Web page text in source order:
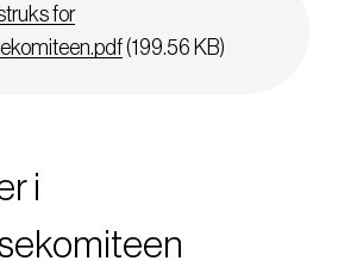
for
(199.56 KB)
i